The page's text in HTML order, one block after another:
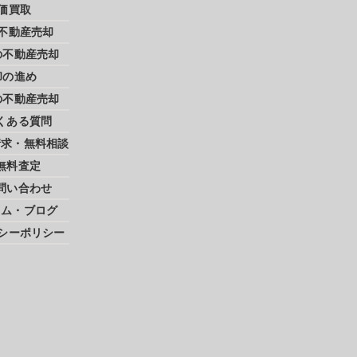
買取
動産売却
不動産売却
の進め
動産売却
ある質問
・無料相談
料査定
い合わせ
・ブログ
ーポリシー